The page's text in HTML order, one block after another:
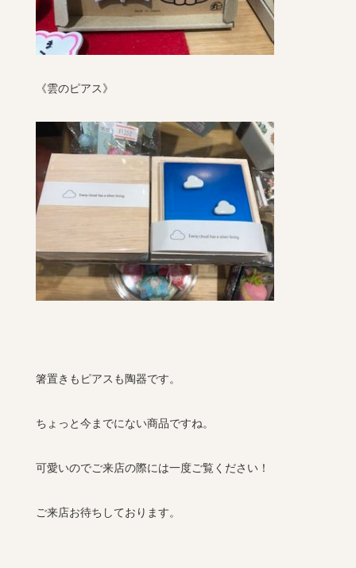
《雲のピアス》
箸置きもピアスも陶器です。
ちょっと今までにない商品ですね。
可愛いのでご来店の際には一度ご覧ください！
ご来店お待ちしております。